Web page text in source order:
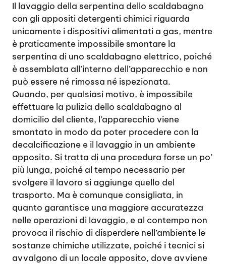
Il lavaggio della serpentina dello scaldabagno
con gli appositi detergenti chimici riguarda
unicamente i dispositivi alimentati a gas, mentre
è praticamente impossibile smontare la
serpentina di uno scaldabagno elettrico, poiché
è assemblata all’interno dell’apparecchio e non
può essere né rimossa né ispezionata.
Quando, per qualsiasi motivo, è impossibile
effettuare la pulizia dello scaldabagno al
domicilio del cliente, l’apparecchio viene
smontato in modo da poter procedere con la
decalcificazione e il lavaggio in un ambiente
apposito. Si tratta di una procedura forse un po’
più lunga, poiché al tempo necessario per
svolgere il lavoro si aggiunge quello del
trasporto. Ma è comunque consigliata, in
quanto garantisce una maggiore accuratezza
nelle operazioni di lavaggio, e al contempo non
provoca il rischio di disperdere nell’ambiente le
sostanze chimiche utilizzate, poiché i tecnici si
avvalgono di un locale apposito, dove avviene